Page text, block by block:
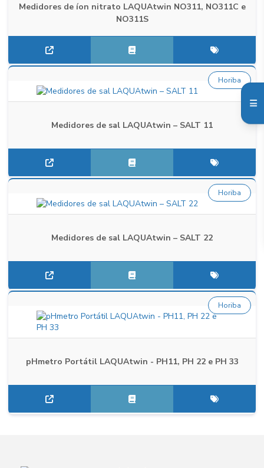
Medidores de íon nitrato LAQUAtwin NO311, NO311C e
NO311S
Medidores de sal LAQUAtwin – SALT 11
Horiba
Medidores de sal LAQUAtwin – SALT 22
Horiba
pHmetro Portátil LAQUAtwin - PH11, PH 22 e PH 33
Horiba